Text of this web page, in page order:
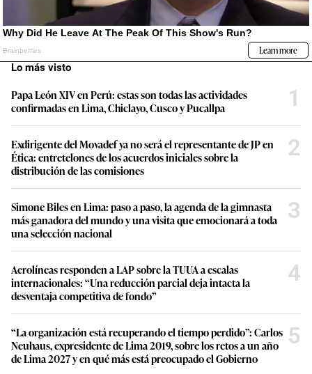
Lo más visto
Papa León XIV en Perú: estas son todas las actividades
confirmadas en Lima, Chiclayo, Cusco y Pucallpa
1
Exdirigente del Movadef ya no será el representante de JP en
Ética: entretelones de los acuerdos iniciales sobre la
distribución de las comisiones
2
Simone Biles en Lima: paso a paso, la agenda de la gimnasta
más ganadora del mundo y una visita que emocionará a toda
una selección nacional
3
Aerolíneas responden a LAP sobre la TUUA a escalas
internacionales: “Una reducción parcial deja intacta la
desventaja competitiva de fondo”
4
“La organización está recuperando el tiempo perdido”: Carlos
Neuhaus, expresidente de Lima 2019, sobre los retos a un año
de Lima 2027 y en qué más está preocupado el Gobierno
5